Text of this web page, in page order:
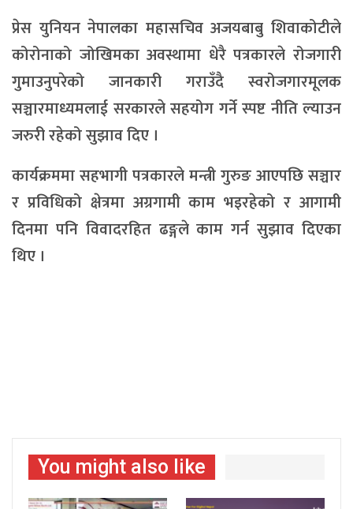
प्रेस युनियन नेपालका महासचिव अजयबाबु शिवाकोटीले
कोरोनाको जोखिमका अवस्थामा धेरै पत्रकारले रोजगारी
गुमाउनुपरेको जानकारी गराउँदै स्वरोजगारमूलक
सञ्चारमाध्यमलाई सरकारले सहयोग गर्ने स्पष्ट नीति ल्याउन
जरुरी रहेको सुझाव दिए ।
कार्यक्रममा सहभागी पत्रकारले मन्त्री गुरुङ आएपछि सञ्चार
र प्रविधिको क्षेत्रमा अग्रगामी काम भइरहेको र आगामी
दिनमा पनि विवादरहित ढङ्गले काम गर्न सुझाव दिएका
थिए ।
You might also like